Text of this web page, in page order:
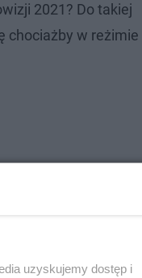
2021? Do takiej
chociażby w reżimie
uzyskujemy dostęp i